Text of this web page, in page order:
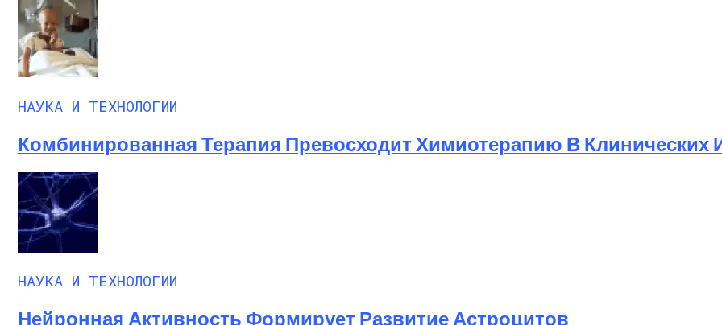
НАУКА И ТЕХНОЛОГИИ
Комбинированная Терапия Превосходит Химиотерапию В Клинических
НАУКА И ТЕХНОЛОГИИ
Нейронная Активность Формирует Развитие Астроцитов